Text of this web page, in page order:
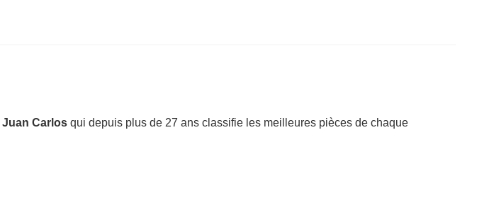
Juan Carlos qui depuis plus de 27 ans classifie les meilleures pièces de chaque